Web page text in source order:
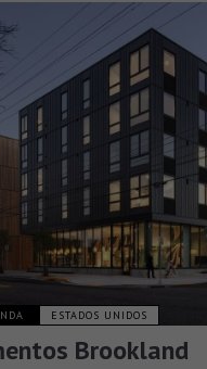
ESTADOS UNIDOS
Brookland